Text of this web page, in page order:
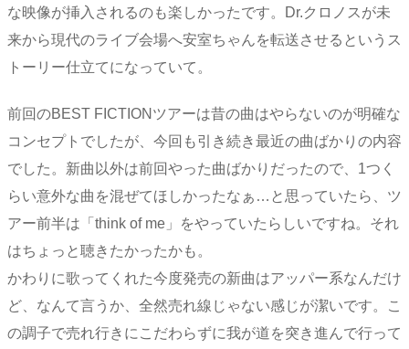
な映像が挿入されるのも楽しかったです。Dr.クロノスが未
来から現代のライブ会場へ安室ちゃんを転送させるというス
トーリー仕立てになっていて。
前回のBEST FICTIONツアーは昔の曲はやらないのが明確な
コンセプトでしたが、今回も引き続き最近の曲ばかりの内容
でした。新曲以外は前回やった曲ばかりだったので、1つく
らい意外な曲を混ぜてほしかったなぁ…と思っていたら、ツ
アー前半は「think of me」をやっていたらしいですね。それ
はちょっと聴きたかったかも。
かわりに歌ってくれた今度発売の新曲はアッパー系なんだけ
ど、なんて言うか、全然売れ線じゃない感じが潔いです。こ
の調子で売れ行きにこだわらずに我が道を突き進んで行って